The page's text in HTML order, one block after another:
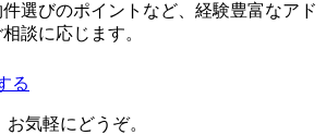
選びのポイントなど、経験豊富なアド
談に応じます。
る
気軽にどうぞ。